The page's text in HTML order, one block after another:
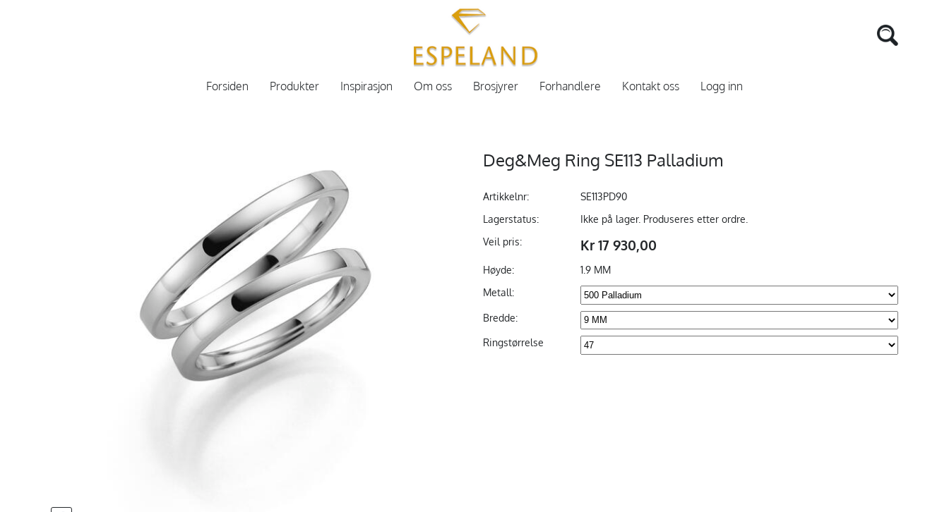
Forsiden Produkter Inspirasjon Om oss Brosjyrer Forhandlere Kontakt oss Logg inn
Deg&Meg Ring SE113 Palladium
Artikkelnr:
SE113PD90
Lagerstatus:
Ikke på lager. Produseres etter ordre.
Veil pris:
Kr 17 930,00
Høyde:
1.9 MM
Metall:
Bredde:
Ringstørrelse